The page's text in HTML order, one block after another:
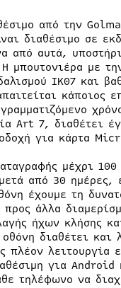
από την
διαθέσιμο σε
από αυτά,
μπουτονιέρα με
IK07 και
κάποιος
Art 7, διαθέτει
για κάρτα
μέχρι
από 30 ημέρες,
έχουμε τη
άλλα
ήχων κλήσης
διαθέτει και
λειτουργία
για Android
τηλέφωνο να